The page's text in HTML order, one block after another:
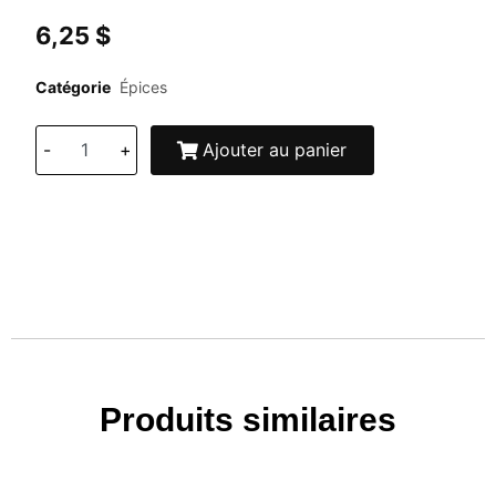
6,25 $
Catégorie Épices
- + Ajouter au panier
Produits similaires